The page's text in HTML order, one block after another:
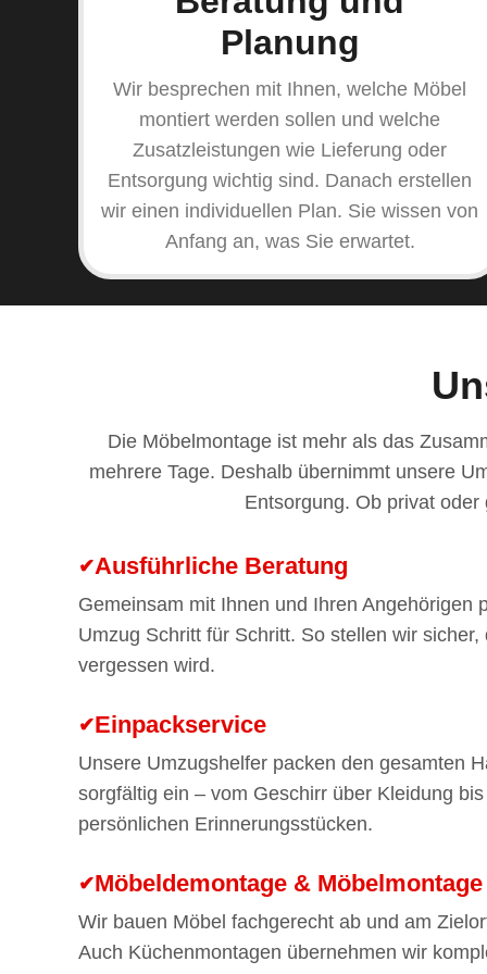
Planung
Wir besprechen mit Ihnen, welche Möbel
montiert werden sollen und welche
Zusatzleistungen wie Lieferung oder
Entsorgung wichtig sind. Danach erstellen
wir einen individuellen Plan. Sie wissen von
Anfang an, was Sie erwartet.
Die Möbelmontage ist mehr als das
mehrere Tage. Deshalb übernimmt unsere
Entsorgung. Ob privat
Ausführliche Beratung
Gemeinsam mit Ihnen und Ihren Angehörigen
Umzug Schritt für Schritt. So stellen wir sicher,
vergessen wird.
Einpackservice
Unsere Umzugshelfer packen den gesamten
sorgfältig ein – vom Geschirr über Kleidung
persönlichen Erinnerungsstücken.
Möbeldemontage & Möbelmontage
Wir bauen Möbel fachgerecht ab und am
Auch Küchenmontagen übernehmen wir